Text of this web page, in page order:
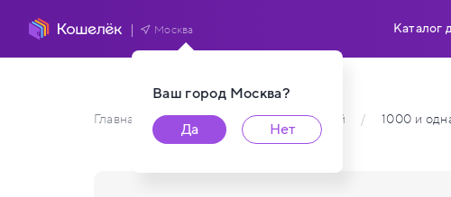
Ваш город Москва?
Да
Нет
Москва Каталог
Главная / Каталог карт пользователей / 1000 и